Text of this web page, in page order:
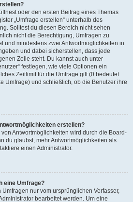
oder den ersten Beitrag eines Themas
„Umfrage erstellen“ unterhalb des
Solltest du diesen Bereich nicht sehen
nicht die Berechtigung, Umfragen zu
und mindestens zwei Antwortmöglichkeiten in
und dabei sicherstellen, dass jede
Zeile steht. Du kannst auch unter
festlegen, wie viele Optionen ein
Zeitlimit für die Umfrage gilt (0 bedeutet
Umfrage) und schließlich, ob die Benutzer ihre
erstellen?
Antwortmöglichkeiten wird durch die Board-
du glaubst, mehr Antwortmöglichkeiten als
einen Administrator.
eine Umfrage?
nur vom ursprünglichen Verfasser,
bearbeitet werden. Um eine